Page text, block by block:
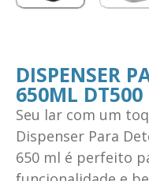
DISPENSER
650ML DT500
Seu lar com um
Dispenser Para
650 ml é perfeito